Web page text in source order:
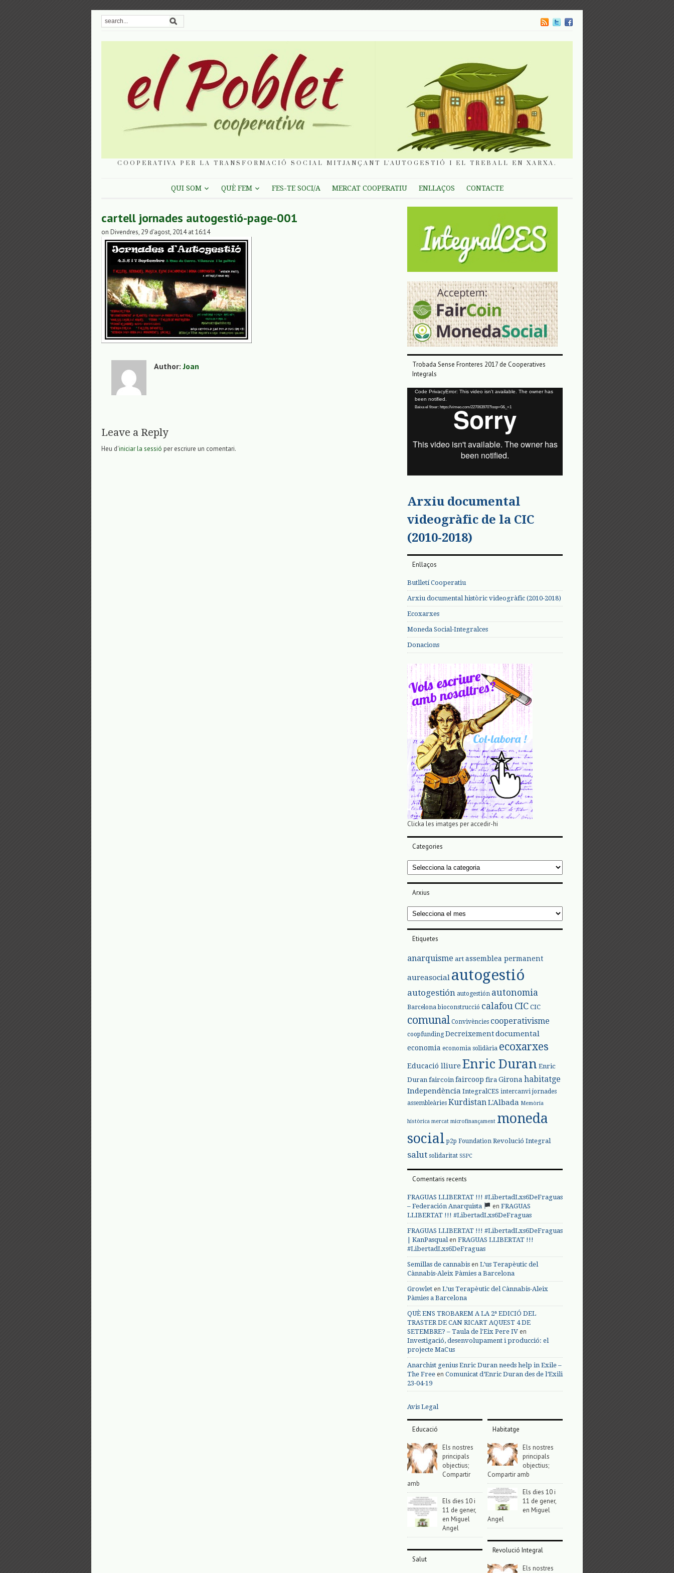
COOPERATIVA PER LA TRANSFORMACIÓ SOCIAL MITJANÇANT L'AUTOGESTIÓ I EL TREBALL EN XARXA.
QUI SOM QUÈ FEM FES-TE SOCI/A MERCAT COOPERATIU ENLLAÇOS CONTACTE
cartell jornades autogestió-page-001
on Divendres, 29 d'agost, 2014 at 16:14
Author:Joan
Leave a Reply
Heu d'iniciar la sessió per escriure un comentari.
Trobada Sense Fronteres 2017 de Cooperatives
Integrals
Reproductor
vídeo
Code PrivacyError: This video isn't available. The owner has
been notified.
Baixa el fitxer: https://vimeo.com/227063970?loop=0&_=1
Arxiu documental
videogràfic de la CIC
(2010-2018)
Enllaços
Butlletí Cooperatiu
Arxiu documental històric videogràfic (2010-2018)
Ecoxarxes
Moneda Social-Integralces
Donacions
Clicka les imatges per accedir-hi
Categories
Categories
Arxius
Arxius
Etiquetes
anarquisme art assemblea permanent
aureasocial autogestió
autogestión autogestión autonomia
Barcelona bioconstrucció calafou CIC CIC
comunal Convivències cooperativisme
coopfunding Decreixementdocumental
economia economia solidària ecoxarxes
Educació lliure Enric Duran Enric
Duran faircoin faircoop fira Girona habitatge
Independència IntegralCES intercanvi jornades
assembleàries Kurdistan L'Albada Memòria
històrica mercat microfinançament moneda
social p2p Foundation Revolució Integral
salut solidaritat SSPC
Comentaris recents
FRAGUAS LLIBERTAT !!! #LibertadLxs6DeFraguas
– Federación Anarquista
en FRAGUAS
LLIBERTAT !!! #LibertadLxs6DeFraguas
FRAGUAS LLIBERTAT !!! #LibertadLxs6DeFraguas
| KanPasqualen FRAGUAS LLIBERTAT !!!
#LibertadLxs6DeFraguas
Semillas de cannabis en L’us Terapèutic del
Cànnabis-Aleix Pàmies a Barcelona
Growlet en L’us Terapèutic del Cànnabis-Aleix
Pàmies a Barcelona
QUÈ ENS TROBAREM A LA 2ª EDICIÓ DEL
TRASTER DE CAN RICART AQUEST 4 DE
SETEMBRE? – Taula de l'Eix Pere IV en
Investigació, desenvolupament i producció: el
projecte MaCus
Anarchist genius Enric Duran needs help in Exile –
The Free en Comunicat d’Enric Duran des de l’Exili
23-04-19
Avis Legal
Educació
Els nostres
principals
objectius;
Compartir
amb
Els dies 10 i
11 de gener,
en Miguel
Angel
Salut
Habitatge
Els nostres
principals
objectius;
Compartir amb
Els dies 10 i
11 de gener,
en Miguel
Angel
Revolució Integral
Els nostres